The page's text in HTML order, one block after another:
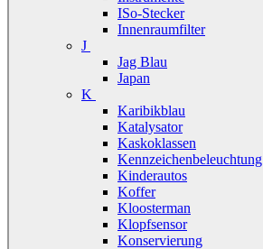
ISo-Stecker
Innenraumfilter
J
Jag Blau
Japan
K
Karibikblau
Katalysator
Kaskoklassen
Kennzeichenbeleuchtung
Kinderautos
Koffer
Kloosterman
Klopfsensor
Konservierung